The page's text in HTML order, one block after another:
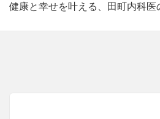
健康と幸せを叶える、田町内科医